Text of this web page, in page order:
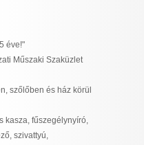
Privacy Policy
éve!"
Műszaki Szaküzlet
szőlőben és ház körül
kasza, fűszegélynyíró,
szivattyú,